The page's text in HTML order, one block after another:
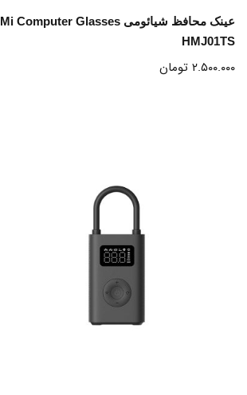
انتخاب گزینه ها
عینک محافظ شیائومی Mi Computer Glasses
HMJ01TS
۲.۵۰۰.۰۰۰ تومان